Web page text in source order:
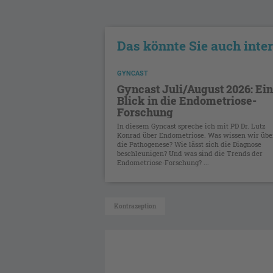
Das könnte Sie auch
GYNCAST
Gyncast Juli/August 2026: Ein
Blick in die Endometriose-
Forschung
In diesem Gyncast spreche ich mit PD Dr. Lutz
Konrad über Endometriose. Was wissen wir
die Pathogenese? Wie lässt sich die Diagnose
beschleunigen? Und was sind die Trends der
Endometriose-Forschung? ...
Kontrazeption